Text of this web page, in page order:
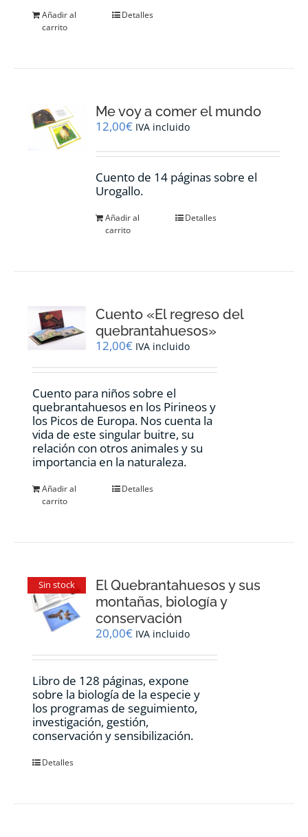
Añadir al
carrito
Detalles
Me voy a comer el mundo
12,00€ IVA incluido
Cuento de 14 páginas sobre el
Urogallo.
Añadir al
carrito
Detalles
Cuento «El regreso del
quebrantahuesos»
12,00€ IVA incluido
Cuento para niños sobre el
quebrantahuesos en los Pirineos y
los Picos de Europa. Nos cuenta la
vida de este singular buitre, su
relación con otros animales y su
importancia en la naturaleza.
Añadir al
carrito
Detalles
Sin stock
El Quebrantahuesos y sus
montañas, biología y
conservación
20,00€ IVA incluido
Libro de 128 páginas, expone
sobre la biología de la especie y
los programas de seguimiento,
investigación, gestión,
conservación y sensibilización.
Detalles